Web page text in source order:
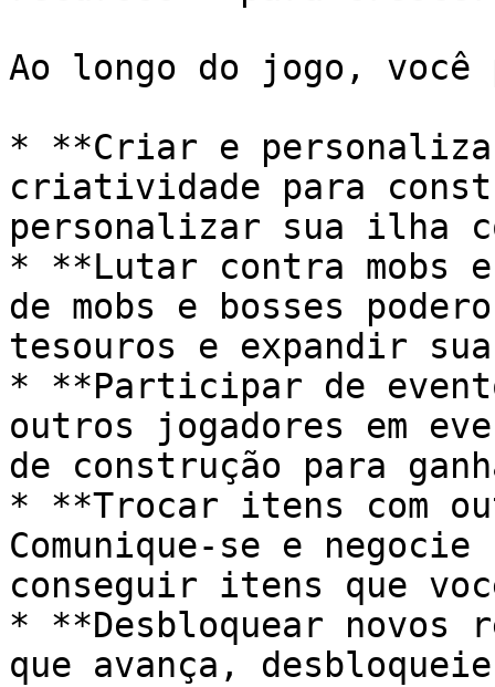
Ao longo do jogo, você
* **Criar e
criatividade para
personalizar sua ilha
* **Lutar contra mobs
de mobs e bosses
tesouros e expandir
* **Participar de
outros jogadores em
de construção para
* **Trocar itens com
Comunique-se e
conseguir itens que
* **Desbloquear novos
que avança,